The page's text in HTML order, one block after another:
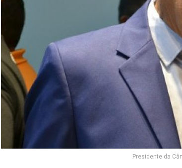
Presidente da